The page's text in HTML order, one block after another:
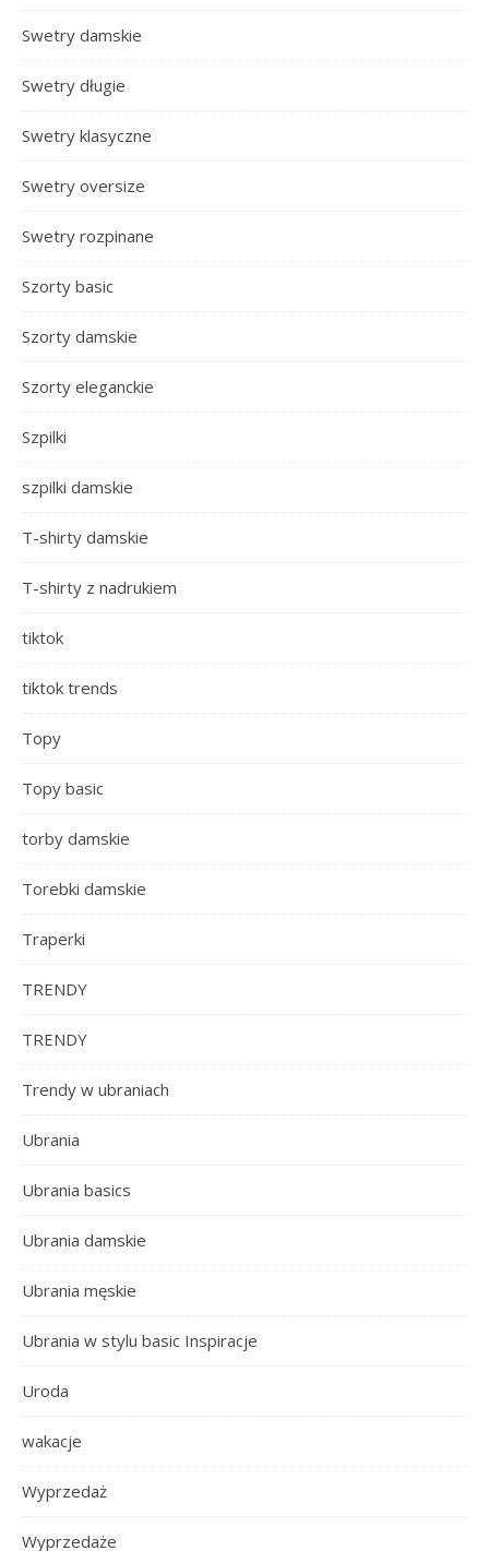
Swetry damskie
Swetry długie
Swetry klasyczne
Swetry oversize
Swetry rozpinane
Szorty basic
Szorty damskie
Szorty eleganckie
Szpilki
szpilki damskie
T-shirty damskie
T-shirty z nadrukiem
tiktok
tiktok trends
Topy
Topy basic
torby damskie
Torebki damskie
Traperki
TRENDY
TRENDY
Trendy w ubraniach
Ubrania
Ubrania basics
Ubrania damskie
Ubrania męskie
Ubrania w stylu basic Inspiracje
Uroda
wakacje
Wyprzedaż
Wyprzedaże